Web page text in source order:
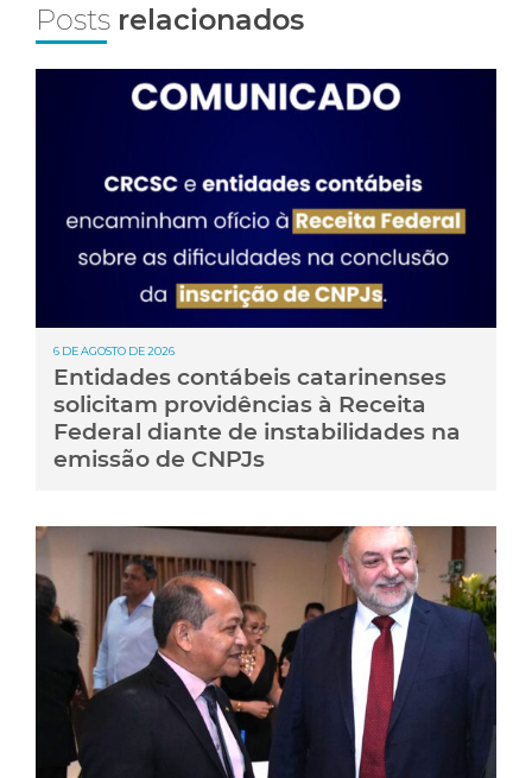
Posts relacionados
6 DE AGOSTO DE 2026
Entidades contábeis catarinenses
solicitam providências à Receita
Federal diante de instabilidades na
emissão de CNPJs